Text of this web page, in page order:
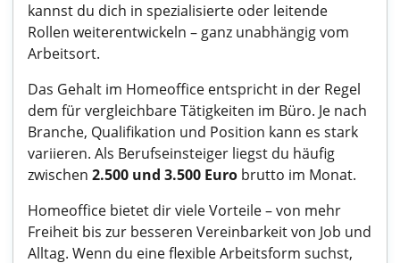
kannst du dich in spezialisierte oder leitende
Rollen weiterentwickeln – ganz unabhängig vom
Arbeitsort.
Das Gehalt im Homeoffice entspricht in der Regel
dem für vergleichbare Tätigkeiten im Büro. Je nach
Branche, Qualifikation und Position kann es stark
variieren. Als Berufseinsteiger liegst du häufig
zwischen 2.500 und 3.500 Euro brutto im Monat.
Homeoffice bietet dir viele Vorteile – von mehr
Freiheit bis zur besseren Vereinbarkeit von Job und
Alltag. Wenn du eine flexible Arbeitsform suchst,